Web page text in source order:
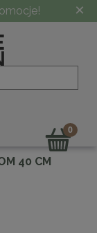
×
40 CM